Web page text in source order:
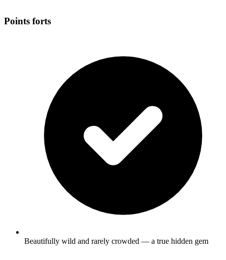
Points forts
Beautifully wild and rarely crowded — a true hidden gem